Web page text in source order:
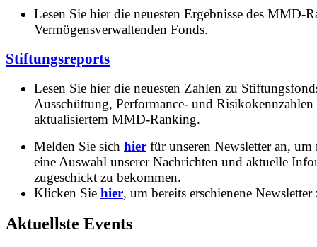
Lesen Sie hier die neuesten Ergebnisse des MMD-
Vermögensverwaltenden Fonds.
Stiftungsreports
Lesen Sie hier die neuesten Zahlen zu
Ausschüttung, Performance- und
aktualisiertem MMD-Ranking.
Melden Sie sich hier für unseren Newsletter an, um
eine Auswahl unserer Nachrichten und aktuelle
zugeschickt zu bekommen.
Klicken Sie hier, um bereits erschienene Newsletter
Aktuellste Events